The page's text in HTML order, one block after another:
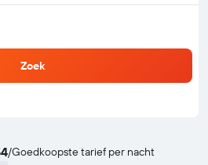
Zoek
/Goedkoopste tarief per nacht